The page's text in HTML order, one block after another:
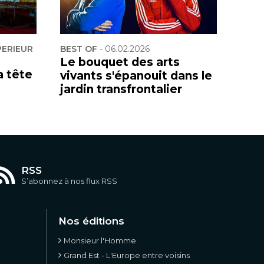
tête
BEST OF - 06.02.2026
Le bouquet des arts
vivants s'épanouit dans le
jardin transfrontalier
RSS
S’abonnez à nos flux RSS
Nos éditions
Monsieur l'Homme
Grand Est - L'Europe entre voisins